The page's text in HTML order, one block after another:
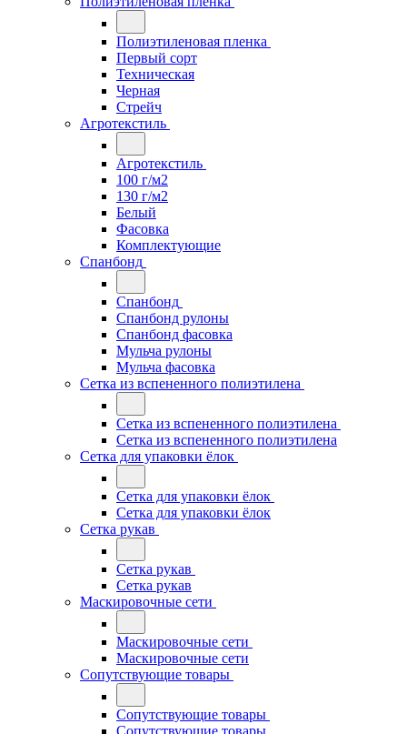
Полиэтиленовая пленка
Первый сорт
Техническая
Черная
Стрейч
Агротекстиль
Агротекстиль
100 г/м2
130 г/м2
Белый
Фасовка
Комплектующие
Спанбонд
Спанбонд
Спанбонд рулоны
Спанбонд фасовка
Мульча рулоны
Мульча фасовка
Сетка из вспененного полиэтилена
Сетка из вспененного полиэтилена
Сетка из вспененного полиэтилена
Сетка для упаковки ёлок
Сетка для упаковки ёлок
Сетка для упаковки ёлок
Сетка рукав
Сетка рукав
Сетка рукав
Маскировочные сети
Маскировочные сети
Маскировочные сети
Сопутствующие товары
Сопутствующие товары
Сопутствующие товары